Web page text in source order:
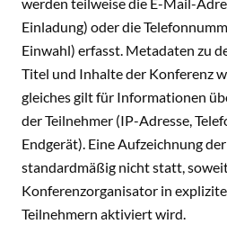
Einladung) oder die
Einwahl) erfasst. Metadaten zu
Titel und Inhalte der Konferenz
gleiches gilt für Informationen
der Teilnehmer (IP-Adresse,
Endgerät). Eine Aufzeichnung
standardmäßig nicht statt,
Konferenzorganisator in
Teilnehmern aktiviert wird.